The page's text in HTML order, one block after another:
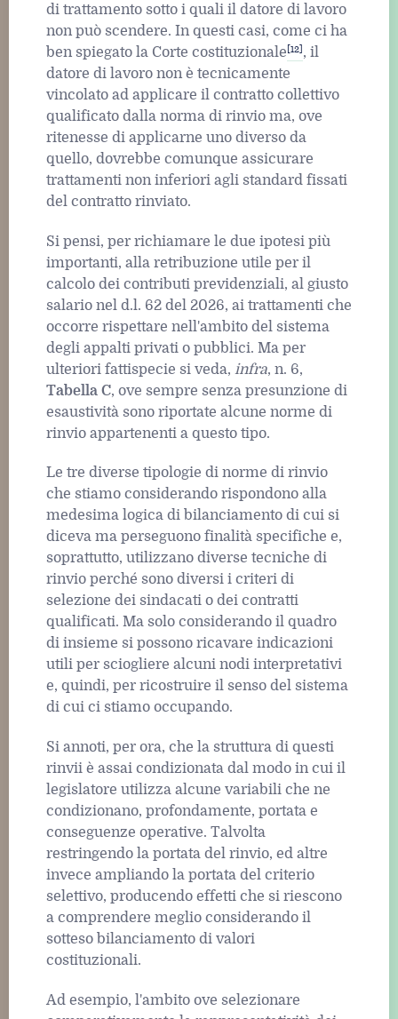
di trattamento sotto i quali il datore di lavoro
non può scendere. In questi casi, come ci ha
ben spiegato la Corte costituzionale [12] , il
datore di lavoro non è tecnicamente
vincolato ad applicare il contratto collettivo
qualificato dalla norma di rinvio ma, ove
ritenesse di applicarne uno diverso da
quello, dovrebbe comunque assicurare
trattamenti non inferiori agli standard fissati
del contratto rinviato.
Si pensi, per richiamare le due ipotesi più
importanti, alla retribuzione utile per il
calcolo dei contributi previdenziali, al giusto
salario nel d.l. 62 del 2026, ai trattamenti che
occorre rispettare nell'ambito del sistema
degli appalti privati o pubblici. Ma per
ulteriori fattispecie si veda, infra, n. 6,
Tabella C, ove sempre senza presunzione di
esaustività sono riportate alcune norme di
rinvio appartenenti a questo tipo.
Le tre diverse tipologie di norme di rinvio
che stiamo considerando rispondono alla
medesima logica di bilanciamento di cui si
diceva ma perseguono finalità specifiche e,
soprattutto, utilizzano diverse tecniche di
rinvio perché sono diversi i criteri di
selezione dei sindacati o dei contratti
qualificati. Ma solo considerando il quadro
di insieme si possono ricavare indicazioni
utili per sciogliere alcuni nodi interpretativi
e, quindi, per ricostruire il senso del sistema
di cui ci stiamo occupando.
Si annoti, per ora, che la struttura di questi
rinvii è assai condizionata dal modo in cui il
legislatore utilizza alcune variabili che ne
condizionano, profondamente, portata e
conseguenze operative. Talvolta
restringendo la portata del rinvio, ed altre
invece ampliando la portata del criterio
selettivo, producendo effetti che si riescono
a comprendere meglio considerando il
sotteso bilanciamento di valori
costituzionali.
Ad esempio, l'ambito ove selezionare